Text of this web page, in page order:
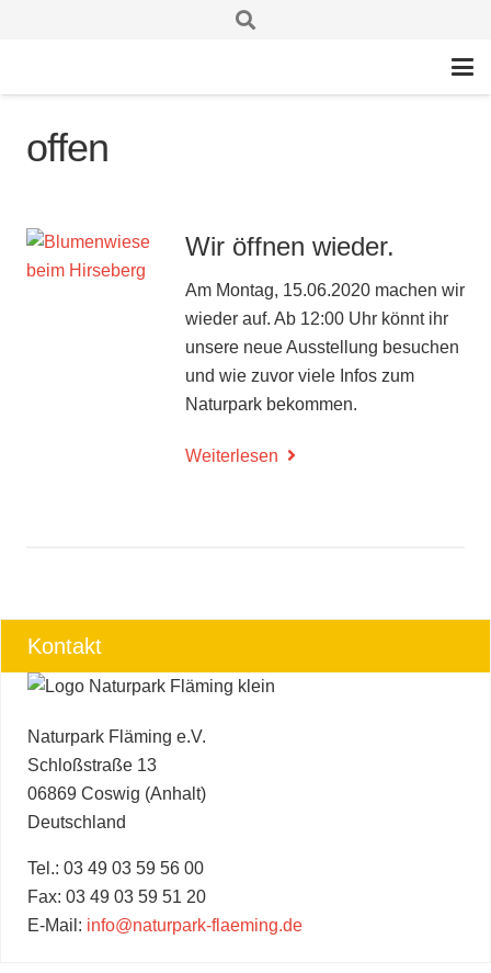
offen
Wir öffnen wieder.
Am Montag, 15.06.2020 machen wir
wieder auf. Ab 12:00 Uhr könnt ihr
unsere neue Ausstellung besuchen
und wie zuvor viele Infos zum
Naturpark bekommen.
Weiterlesen
Kontakt
Naturpark Fläming e.V.
Schloßstraße 13
06869 Coswig (Anhalt)
Deutschland
Tel.: 03 49 03 59 56 00
Fax: 03 49 03 59 51 20
E-Mail: info@naturpark-flaeming.de